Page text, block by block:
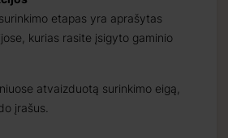
etapas yra aprašytas
kurias rasite įsigyto gaminio
atvaizduotą surinkimo eigą,
įrašus.